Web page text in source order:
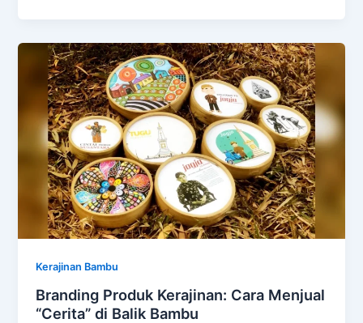
Kerajinan Bambu
Branding Produk Kerajinan: Cara Menjual
“Cerita” di Balik Bambu